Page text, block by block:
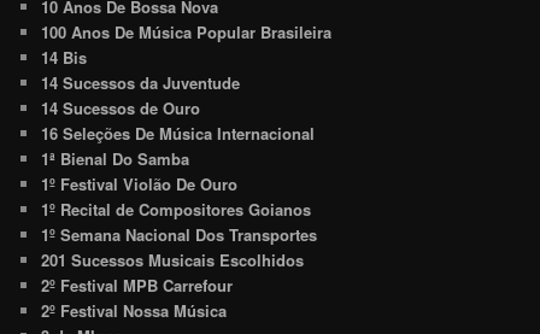
10 Anos De Bossa Nova
100 Anos De Música Popular Brasileira
14 Bis
14 Sucessos da Juventude
14 Sucessos de Ouro
16 Seleções De Música Internacional
1ª Bienal Do Samba
1º Festival Violão De Ouro
1º Recital de Compositores Goianos
1º Semana Nacional Dos Transportes
201 Sucessos Musicais Escolhidos
2º Festival MPB Carrefour
2º Festival Nossa Música